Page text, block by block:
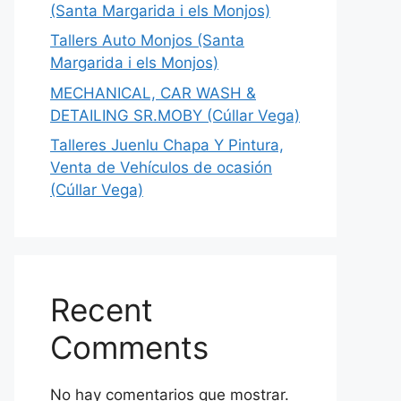
(Santa Margarida i els Monjos)
Tallers Auto Monjos (Santa
Margarida i els Monjos)
MECHANICAL, CAR WASH &
DETAILING SR.MOBY (Cúllar Vega)
Talleres Juenlu Chapa Y Pintura,
Venta de Vehículos de ocasión
(Cúllar Vega)
Recent
Comments
No hay comentarios que mostrar.